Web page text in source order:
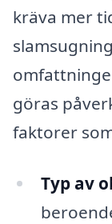
kräva mer
göras
faktorer
Typ av